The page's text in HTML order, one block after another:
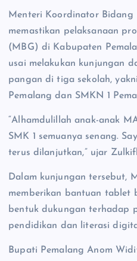
Menteri Koordinator Bidang
memastikan pelaksanaan
(MBG) di Kabupaten
usai melakukan kunjungan
pangan di tiga sekolah,
Pemalang dan SMKN 1
“Alhamdulillah anak-anak
SMK 1 semuanya senang.
terus dilanjutkan,” ujar
Dalam kunjungan tersebut,
memberikan bantuan tablet
bentuk dukungan terhadap
pendidikan dan literasi
Bupati Pemalang Anom